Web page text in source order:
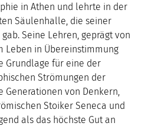
in Athen und lehrte in der
Säulenhalle, die seiner
Seine Lehren, geprägt von
Leben in Übereinstimmung
Grundlage für eine der
Strömungen der
Generationen von Denkern,
Stoiker Seneca und
als das höchste Gut an